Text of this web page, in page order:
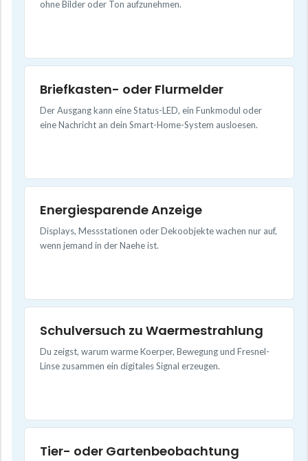
ohne Bilder oder Ton aufzunehmen.
Briefkasten- oder Flurmelder
Der Ausgang kann eine Status-LED, ein Funkmodul oder
eine Nachricht an dein Smart-Home-System ausloesen.
Energiesparende Anzeige
Displays, Messstationen oder Dekoobjekte wachen nur auf,
wenn jemand in der Naehe ist.
Schulversuch zu Waermestrahlung
Du zeigst, warum warme Koerper, Bewegung und Fresnel-
Linse zusammen ein digitales Signal erzeugen.
Tier- oder Gartenbeobachtung